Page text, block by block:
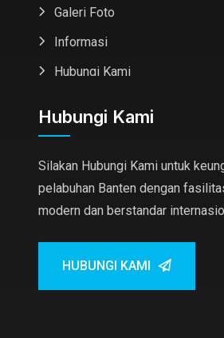
Galeri Foto
Informasi
Hubungi Kami
Hubungi Kami
Silakan Hubungi Kami untuk
pelabuhan Banten dengan
modern dan berstandar
HUBUNGI KAMI